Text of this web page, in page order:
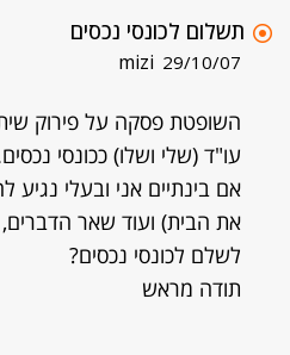
תשלום לכונסי נכסים
mizi 29/10/07
השופטת פסקה על פירוק
עו"ד (שלי ושלו) ככונסי
אם בינתיים אני ובעלי נגיע
את הבית) ועוד שאר
לשלם לכונסי נכסים?
תודה מראש